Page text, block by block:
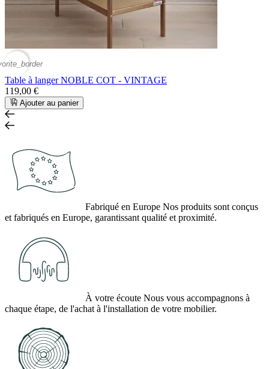
Table à langer NOBLE COT - VINTAGE
119,00 €
Ajouter au panier
Fabriqué en Europe Nos produits sont conçus
et fabriqués en Europe, garantissant qualité et proximité.
À votre écoute Nous vous accompagnons à
chaque étape, de l'achat à l'installation de votre mobilier.